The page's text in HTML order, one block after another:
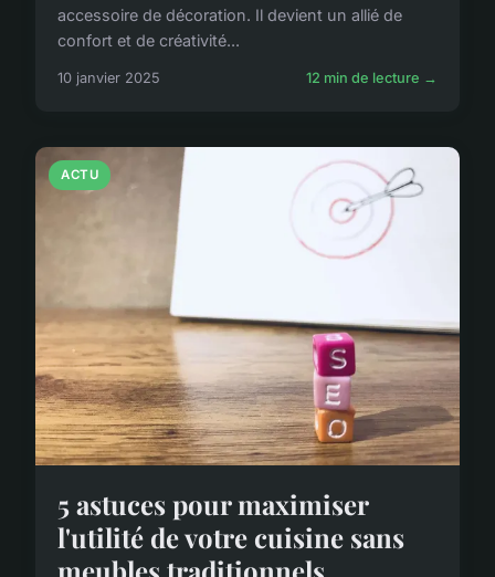
accessoire de décoration. Il devient un allié de
confort et de créativité...
10 janvier 2025 12 min de lecture →
ACTU
5 astuces pour maximiser
l'utilité de votre cuisine sans